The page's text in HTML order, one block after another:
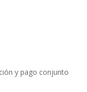
y pago conjunto